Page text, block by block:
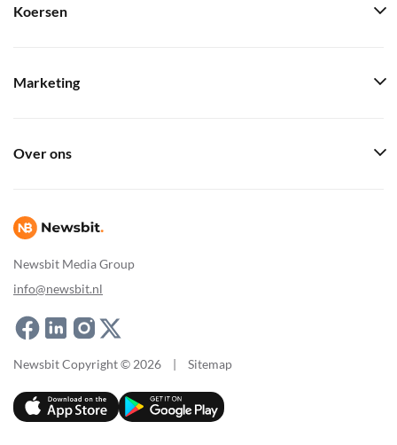
Newsbit Media Group
info@newsbit.nl
Koersen
Marketing
Over ons
Newsbit Copyright © 2026 | Sitemap